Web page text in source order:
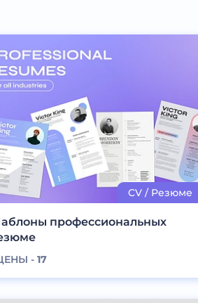
профессиональных
-17